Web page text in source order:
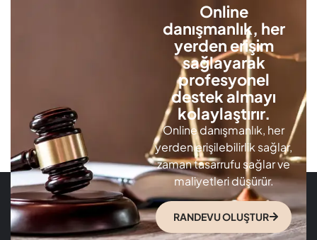
Online
danışmanlık, her
yerden erişim
sağlayarak
profesyonel
destek almayı
kolaylaştırır.
Online danışmanlık, her
yerden erişilebilirlik sağlar,
zaman tasarrufu sağlar ve
maliyetleri düşürür.
RANDEVU OLUŞTUR